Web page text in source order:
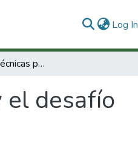
Log In
Las revoluciones técnicas pasadas y el desafío científico para la industria venidera
el desafío